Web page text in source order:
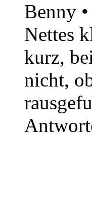
Benny •
Nettes
kurz,
nicht,